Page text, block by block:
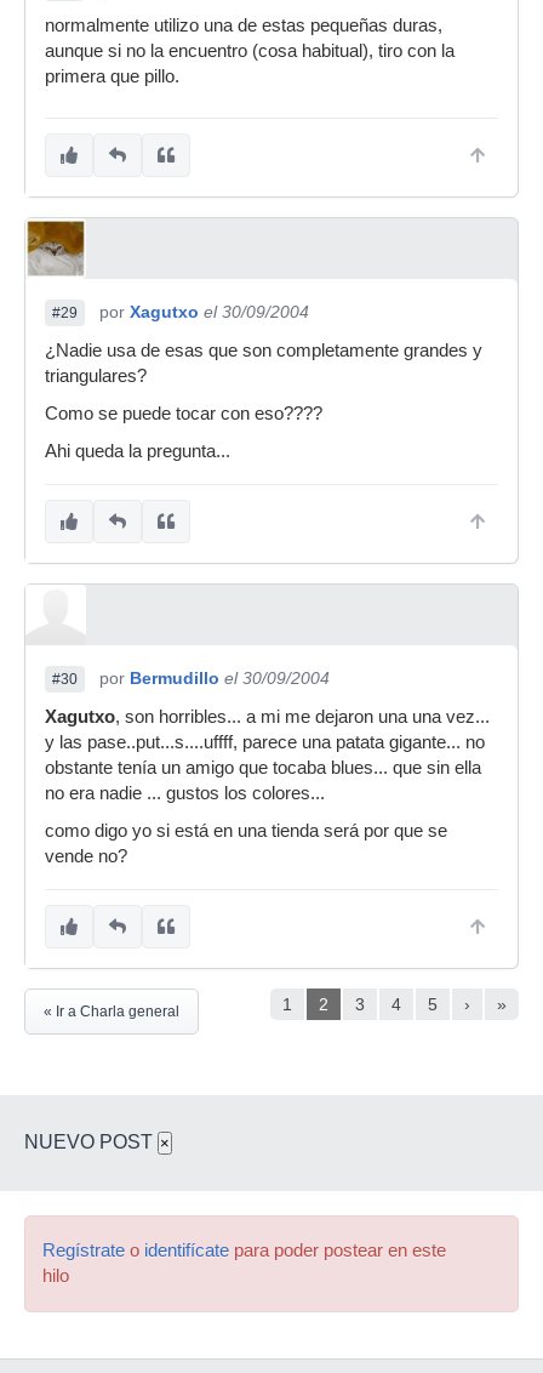
normalmente utilizo una de estas pequeñas duras,
aunque si no la encuentro (cosa habitual), tiro con la
primera que pillo.
#29 por Xagutxo el 30/09/2004
¿Nadie usa de esas que son completamente grandes y
triangulares?
Como se puede tocar con eso????
Ahi queda la pregunta...
#30 por Bermudillo el 30/09/2004
Xagutxo, son horribles... a mi me dejaron una una vez...
y las pase..put...s....uffff, parece una patata gigante... no
obstante tenía un amigo que tocaba blues... que sin ella
no era nadie ... gustos los colores...
como digo yo si está en una tienda será por que se
vende no?
1 2 3 4 5 › »
« Ir a Charla general
NUEVO POST ×
Regístrate o identifícate para poder postear en este
hilo